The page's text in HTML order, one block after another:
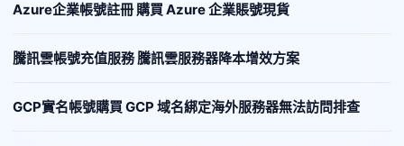
Azure企業帳號註冊 購買 Azure 企業賬號現貨
騰訊雲帳號充值服務 騰訊雲服務器降本增效方案
GCP實名帳號購買 GCP 域名綁定海外服務器無法訪問排查